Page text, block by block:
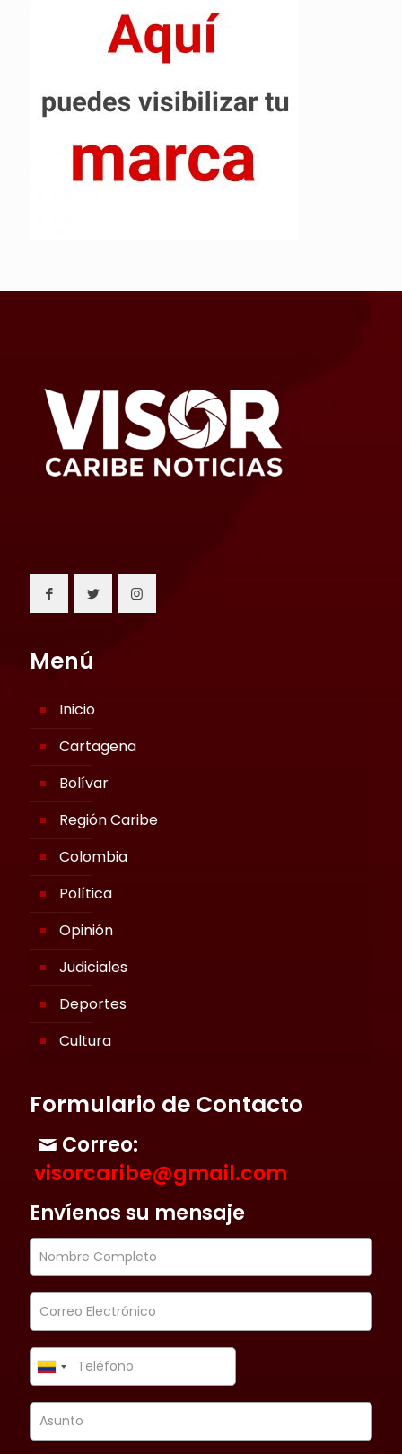
Menú
Inicio
Cartagena
Bolívar
Región Caribe
Colombia
Política
Opinión
Judiciales
Deportes
Cultura
Formulario de Contacto
Correo:
visorcaribe@gmail.com
Envíenos su mensaje